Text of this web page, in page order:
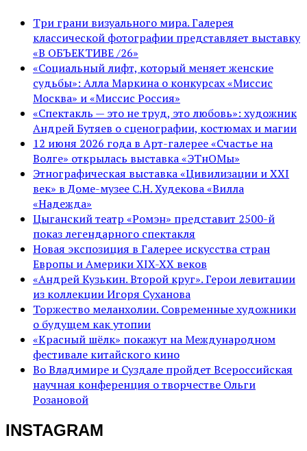
Три грани визуального мира. Галерея
классической фотографии представляет выставку
«В ОБЪЕКТИВЕ /26»
«Социальный лифт, который меняет женские
судьбы»: Алла Маркина о конкурсах «Миссис
Москва» и «Миссис Россия»
«Спектакль — это не труд, это любовь»: художник
Андрей Бутяев о сценографии, костюмах и магии
12 июня 2026 года в Арт-галерее «Счастье на
Волге» открылась выставка «ЭТнОМы»
Этнографическая выставка «Цивилизации и ХХI
век» в Доме-музее С.Н. Худекова «Вилла
«Надежда»
Цыганский театр «Ромэн» представит 2500-й
показ легендарного спектакля
Новая экспозиция в Галерее искусства стран
Европы и Америки XIX-XX веков
«Андрей Кузькин. Второй круг». Герои левитации
из коллекции Игоря Суханова
Торжество меланхолии. Современные художники
о будущем как утопии
«Красный шёлк» покажут на Международном
фестивале китайского кино
Во Владимире и Суздале пройдет Всероссийская
научная конференция о творчестве Ольги
Розановой
INSTAGRAM